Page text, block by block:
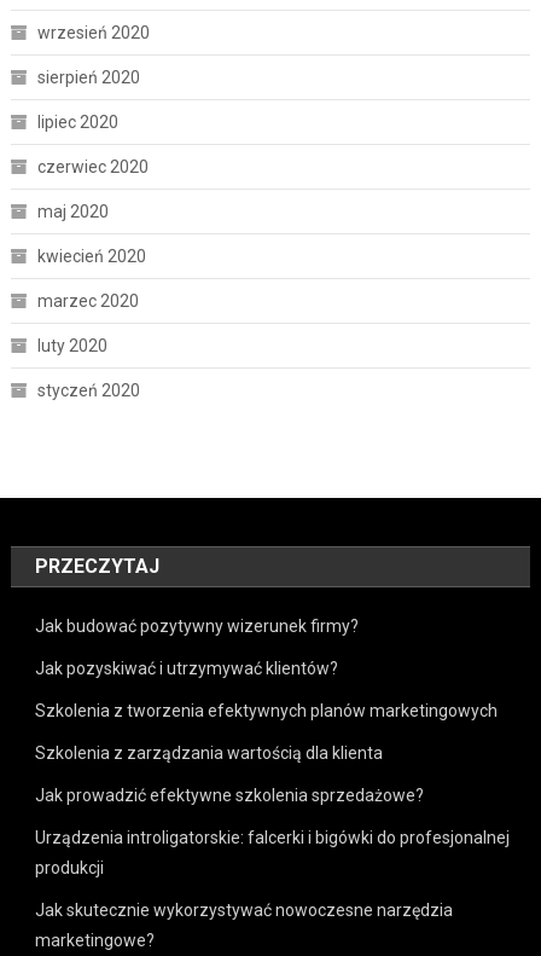
wrzesień 2020
sierpień 2020
lipiec 2020
czerwiec 2020
maj 2020
kwiecień 2020
marzec 2020
luty 2020
styczeń 2020
PRZECZYTAJ
Jak budować pozytywny wizerunek firmy?
Jak pozyskiwać i utrzymywać klientów?
Szkolenia z tworzenia efektywnych planów marketingowych
Szkolenia z zarządzania wartością dla klienta
Jak prowadzić efektywne szkolenia sprzedażowe?
Urządzenia introligatorskie: falcerki i bigówki do profesjonalnej
produkcji
Jak skutecznie wykorzystywać nowoczesne narzędzia
marketingowe?